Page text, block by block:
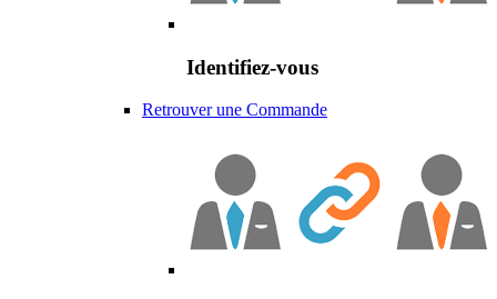
Identifiez-vous
Retrouver une Commande